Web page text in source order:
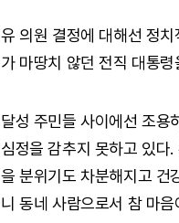
유 의원 결정에 대해선 정
가 마땅치 않던 전직 대통
달성 주민들 사이에선 조용
심정을 감추지 못하고 있다
을 분위기도 차분해지고 건
니 동네 사람으로서 참 마